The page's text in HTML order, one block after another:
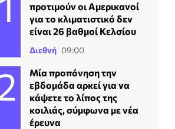
προτιμούν οι Αμερικανοί
για το κλιματιστικό δεν
είναι 26 βαθμοί Κελσίου
Διεθνή 09:00
Μία προπόνηση την
εβδομάδα αρκεί για να
κάψετε το λίπος της
κοιλιάς, σύμφωνα με νέα
έρευνα